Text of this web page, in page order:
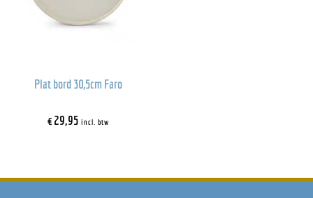
Plat bord 30,5cm Faro
€29,95 incl. btw